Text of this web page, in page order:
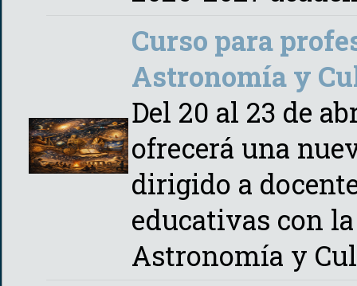
Curso para
Astronomía y
Del 20 al 23 de
ofrecerá una
dirigido a
educativas con
Astronomía y